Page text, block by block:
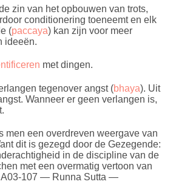
zin van het opbouwen van trots,
conditionering toeneemt en elk
(paccaya) kan zijn voor meer
ideeën.
met dingen.
tegenover angst (bhaya). Uit
Wanneer er geen verlangen is,
men een overdreven weergave van
dit is gezegd door de Gezegende:
in de discipline van de
met een overmatig vertoon van
A03-107 — Runna Sutta —